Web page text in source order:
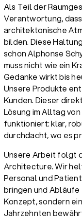
Als Teil der
Verantwortung,
architektonische
bilden. Diese
schon Alphonse
muss nicht wie ein
Gedanke wirkt bis
Unsere Produkte
Kunden. Dieser
Lösung im Alltag
funktioniert: klar,
durchdacht, wo es
Unsere Arbeit folgt
Architecture. Wir
Personal und
bringen und Abläufe
Konzept, sondern
Jahrzehnten